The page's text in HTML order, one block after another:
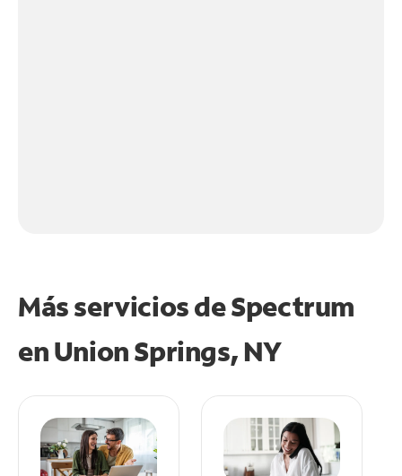
Más servicios de Spectrum
enUnion Springs, NY